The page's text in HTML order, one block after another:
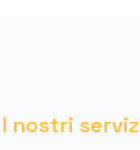
I nostri